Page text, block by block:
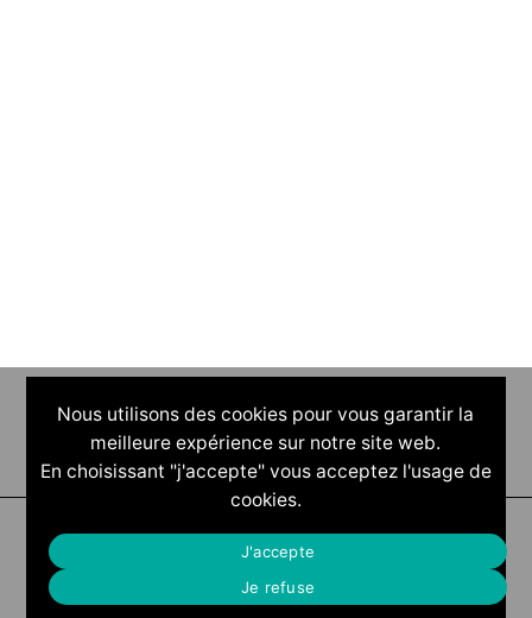
Demande d'informations
Nous utilisons des cookies pour vous garantir la
meilleure expérience sur notre site web.
En choisissant "j'accepte" vous acceptez l'usage de
cookies.
J'accepte
Je refuse